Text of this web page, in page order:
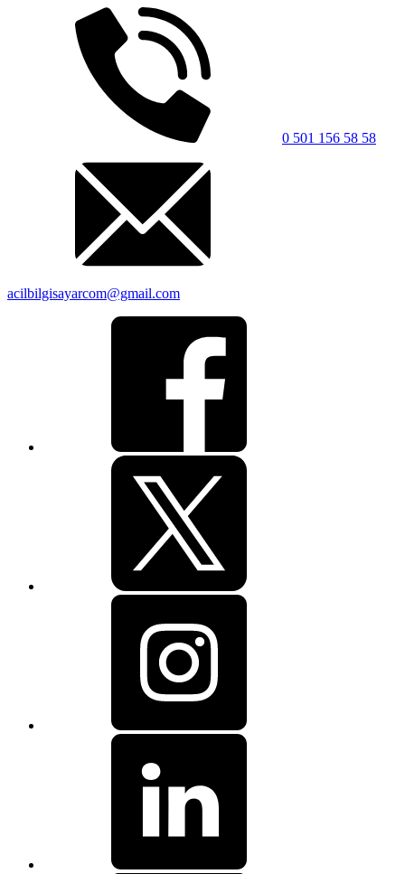
0 501 156 58 58
acilbilgisayarcom@gmail.com